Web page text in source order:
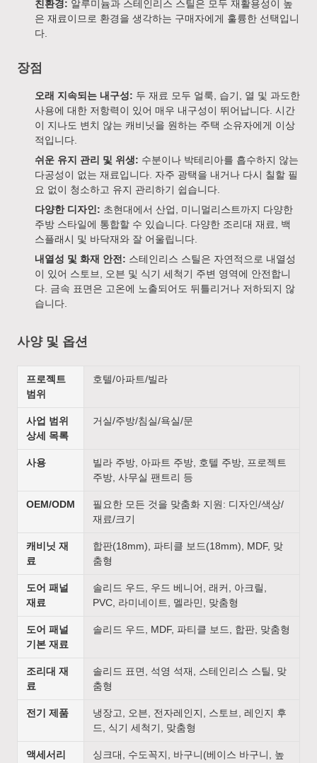
친환경: 알루미늄과 스테인리스 스틸은 모두 재활용성이 높
은 재료이므로 환경을 생각하는 구매자에게 훌륭한 선택입니
다.
장점
오래 지속되는 내구성: 두 재료 모두 얼룩, 습기, 열 및 과도한
사용에 대한 저항력이 있어 매우 내구성이 뛰어납니다. 시간
이 지나도 변치 않는 캐비닛을 원하는 주택 소유자에게 이상
적입니다.
쉬운 유지 관리 및 위생: 수분이나 박테리아를 흡수하지 않는
다공성이 없는 재료입니다. 자주 광택을 내거나 다시 칠할 필
요 없이 청소하고 유지 관리하기 쉽습니다.
다양한 디자인: 초현대에서 산업, 미니멀리스트까지 다양한
주방 스타일에 통합할 수 있습니다. 다양한 조리대 재료, 백
스플래시 및 바닥재와 잘 어울립니다.
내열성 및 화재 안전: 스테인리스 스틸은 자연적으로 내열성
이 있어 스토브, 오븐 및 식기 세척기 주변 영역에 안전합니
다. 금속 표면은 고온에 노출되어도 뒤틀리거나 저하되지 않
습니다.
사양 및 옵션
프로젝트
범위
호텔/아파트/빌라
사업 범위
상세 목록
거실/주방/침실/욕실/문
사용
빌라 주방, 아파트 주방, 호텔 주방, 프로젝트
주방, 사무실 팬트리 등
OEM/ODM
필요한 모든 것을 맞춤화 지원: 디자인/색상/
재료/크기
캐비닛 재
료
합판(18mm), 파티클 보드(18mm), MDF, 맞
춤형
도어 패널
재료
솔리드 우드, 우드 베니어, 래커, 아크릴,
PVC, 라미네이트, 멜라민, 맞춤형
도어 패널
기본 재료
솔리드 우드, MDF, 파티클 보드, 합판, 맞춤형
조리대 재
료
솔리드 표면, 석영 석재, 스테인리스 스틸, 맞
춤형
전기 제품
냉장고, 오븐, 전자레인지, 스토브, 레인지 후
드, 식기 세척기, 맞춤형
액세서리
싱크대, 수도꼭지, 바구니(베이스 바구니, 높